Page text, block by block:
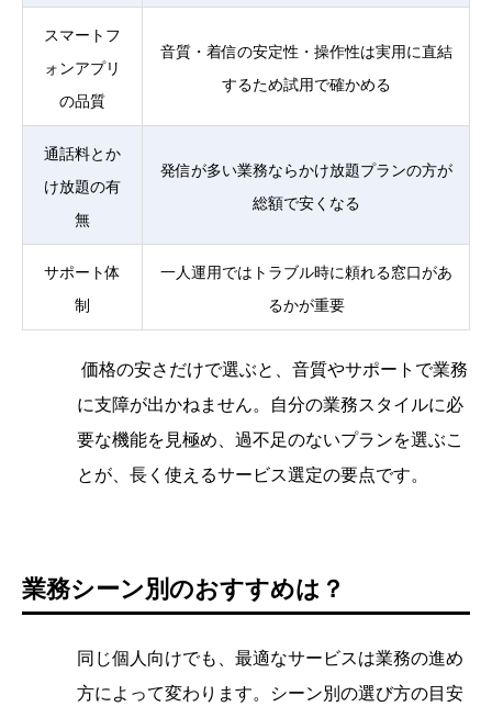
スマートフ
ォンアプリ
の品質
音質・着信の安定性・操作性は実用に直結
するため試用で確かめる
通話料とか
け放題の有
無
発信が多い業務ならかけ放題プランの方が
総額で安くなる
サポート体
制
一人運用ではトラブル時に頼れる窓口があ
るかが重要
価格の安さだけで選ぶと、音質やサポートで業務
に支障が出かねません。自分の業務スタイルに必
要な機能を見極め、過不足のないプランを選ぶこ
とが、長く使えるサービス選定の要点です。
業務シーン別のおすすめは？
同じ個人向けでも、最適なサービスは業務の進め
方によって変わります。シーン別の選び方の目安